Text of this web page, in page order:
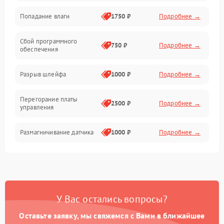
Управление
Электропитание
Попадание влаги 1750 ₽ Подробнее →
Сбой программного
обеспечения
750 ₽ Подробнее →
Разрыв шлейфа 1000 ₽ Подробнее →
Перегорание платы
управления
2500 ₽ Подробнее →
Размагничивание датчика 1000 ₽ Подробнее →
цветов дисплея
Подробнее →
У Вас остались вопросы?
Оставьте заявку, мы свяжемся с Вами в ближайшее